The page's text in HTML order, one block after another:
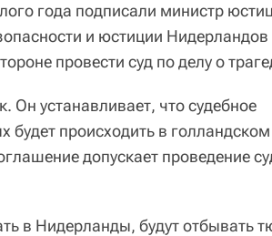
года подписали министр
и юстиции
провести суд по делу о
Он устанавливает, что судебное
происходить в голландском
допускает проведение
в Нидерланды, будут отбывать